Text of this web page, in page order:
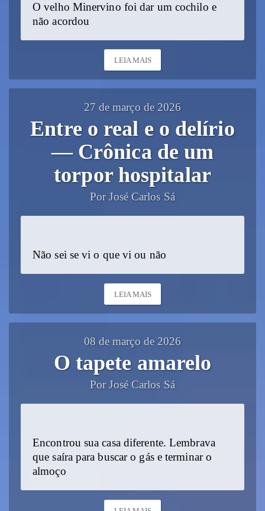
O velho Minervino foi dar um cochilo e
não acordou
LEIA MAIS
27 de março de 2026
Entre o real e o delírio
— Crônica de um
torpor hospitalar
Por José Carlos Sá
Não sei se vi o que vi ou não
LEIA MAIS
08 de março de 2026
O tapete amarelo
Por José Carlos Sá
Encontrou sua casa diferente. Lembrava
que saíra para buscar o gás e terminar o
almoço